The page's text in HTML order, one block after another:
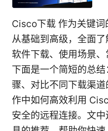
Cisco下载 作为关键
从基础到高级，全面
软件下载、使用场景、
下面是一个简短的总
骤、对比不同下载渠
作中如何高效利用
安全的远程连接。文